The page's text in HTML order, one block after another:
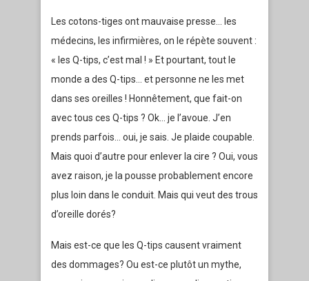
Les cotons-tiges ont mauvaise presse… les
médecins, les infirmières, on le répète souvent :
« les Q-tips, c’est mal ! » Et pourtant, tout le
monde a des Q-tips… et personne ne les met
dans ses oreilles ! Honnêtement, que fait-on
avec tous ces Q-tips ? Ok… je l’avoue. J’en
prends parfois… oui, je sais. Je plaide coupable.
Mais quoi d’autre pour enlever la cire ? Oui, vous
avez raison, je la pousse probablement encore
plus loin dans le conduit. Mais qui veut des trous
d’oreille dorés?
Mais est-ce que les Q-tips causent vraiment
des dommages? Ou est-ce plutôt un mythe,